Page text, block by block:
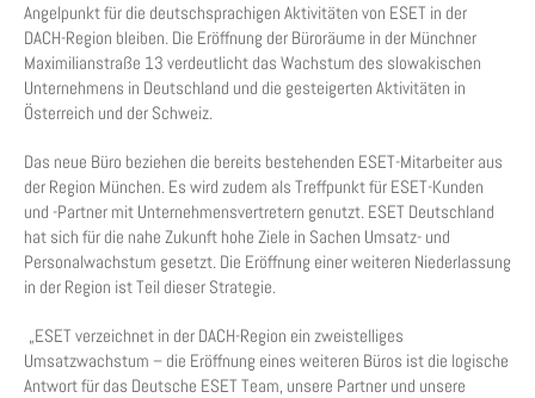
Angelpunkt für die deutschsprachigen Aktivitäten von ESET in der
DACH-Region bleiben. Die Eröffnung der Büroräume in der Münchner
Maximilianstraße 13 verdeutlicht das Wachstum des slowakischen
Unternehmens in Deutschland und die gesteigerten Aktivitäten in
Österreich und der Schweiz.
Das neue Büro beziehen die bereits bestehenden ESET-Mitarbeiter aus
der Region München. Es wird zudem als Treffpunkt für ESET-Kunden
und -Partner mit Unternehmensvertretern genutzt. ESET Deutschland
hat sich für die nahe Zukunft hohe Ziele in Sachen Umsatz- und
Personalwachstum gesetzt. Die Eröffnung einer weiteren Niederlassung
in der Region ist Teil dieser Strategie.
„ESET verzeichnet in der DACH-Region ein zweistelliges
Umsatzwachstum – die Eröffnung eines weiteren Büros ist die logische
Antwort für das Deutsche ESET Team, unsere Partner und unsere